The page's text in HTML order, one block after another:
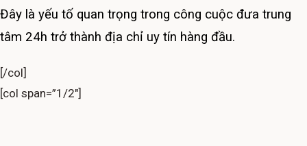
Đây là yếu tố quan trọng trong công cuộc đưa trung
tâm 24h trở thành địa chỉ uy tín hàng đầu.
[/col]
[col span=”1/2″]